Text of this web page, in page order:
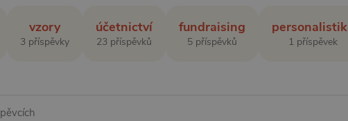
vzory
3 příspěvky
účetnictví
23 příspěvků
fundraising
5 příspěvků 1 příspěvek